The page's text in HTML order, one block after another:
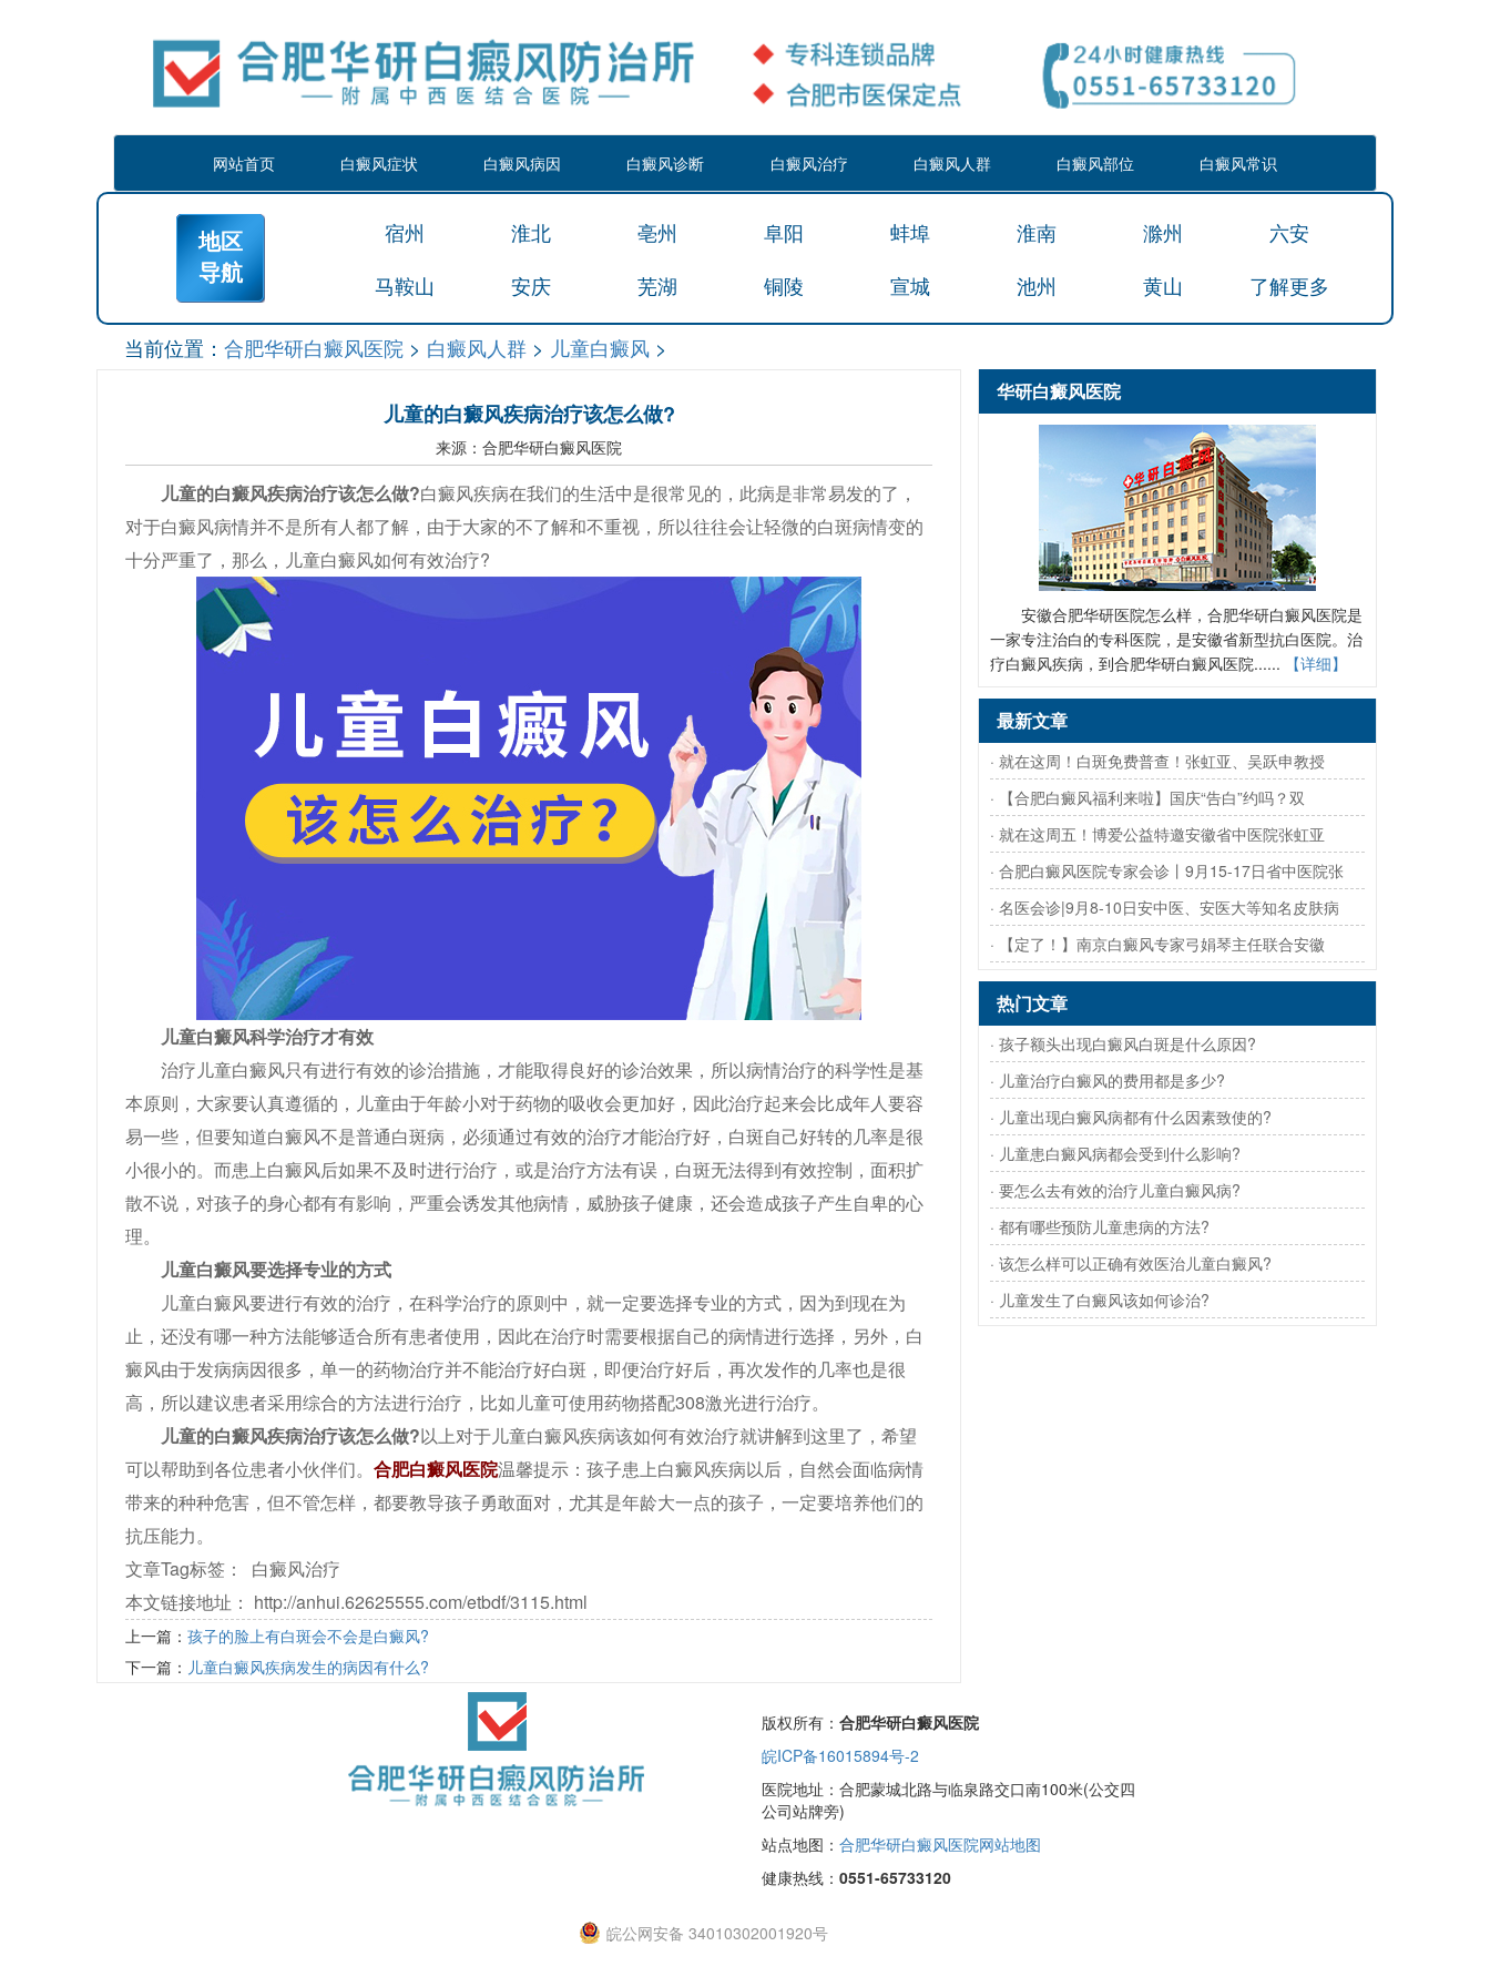
网站首页 白癜风症状 白癜风病因 白癜风诊断 白癜风治疗 白癜风人群 白癜风部位 白癜风常识
地区
导航
宿州 淮北 亳州 阜阳 蚌埠 淮南 滁州
六安
马鞍山
安庆 芜湖 铜陵 宣城 池州 黄山 了解更多
当前位置： 合肥华研白癜风医院 > 白癜风人群 > 儿童白癜风 >
儿童的白癜风疾病治疗该怎么做?
来源：合肥华研白癜风医院
儿童的白癜风疾病治疗该怎么做?白癜风疾病在我们的生活中是很常见的，此病是非常易发的了，
对于白癜风病情并不是所有人都了解，由于大家的不了解和不重视，所以往往会让轻微的白斑病情变的
十分严重了，那么，儿童白癜风如何有效治疗?
儿童白癜风科学治疗才有效
治疗儿童白癜风只有进行有效的诊治措施，才能取得良好的诊治效果，所以病情治疗的科学性是基
本原则，大家要认真遵循的，儿童由于年龄小对于药物的吸收会更加好，因此治疗起来会比成年人要容
易一些，但要知道白癜风不是普通白斑病，必须通过有效的治疗才能治疗好，白斑自己好转的几率是很
小很小的。而患上白癜风后如果不及时进行治疗，或是治疗方法有误，白斑无法得到有效控制，面积扩
散不说，对孩子的身心都有有影响，严重会诱发其他病情，威胁孩子健康，还会造成孩子产生自卑的心
理。
儿童白癜风要选择专业的方式
儿童白癜风要进行有效的治疗，在科学治疗的原则中，就一定要选择专业的方式，因为到现在为
止，还没有哪一种方法能够适合所有患者使用，因此在治疗时需要根据自己的病情进行选择，另外，白
癜风由于发病病因很多，单一的药物治疗并不能治疗好白斑，即便治疗好后，再次发作的几率也是很
高，所以建议患者采用综合的方法进行治疗，比如儿童可使用药物搭配308激光进行治疗。
儿童的白癜风疾病治疗该怎么做?以上对于儿童白癜风疾病该如何有效治疗就讲解到这里了，希望
可以帮助到各位患者小伙伴们。 合肥白癜风医院温馨提示：孩子患上白癜风疾病以后，自然会面临病情
带来的种种危害，但不管怎样，都要教导孩子勇敢面对，尤其是年龄大一点的孩子，一定要培养他们的
抗压能力。
文章Tag标签：
白癜风治疗
本文链接地址： http://anhui.62625555.com/etbdf/3115.html
上一篇： 孩子的脸上有白斑会不会是白癜风?
下一篇： 儿童白癜风疾病发生的病因有什么?
华研白癜风医院
安徽合肥华研医院怎么样，合肥华研白癜风医院是
一家专注治白的专科医院，是安徽省新型抗白医院。治
疗白癜风疾病，到合肥华研白癜风医院......
【详细】
最新文章
· 就在这周！白斑免费普查！张虹亚、吴跃申教授
· 【合肥白癜风福利来啦】国庆“告白”约吗？双
· 就在这周五！博爱公益特邀安徽省中医院张虹亚
· 合肥白癜风医院专家会诊丨9月15-17日省中医院张
· 名医会诊|9月8-10日安中医、安医大等知名皮肤病
· 【定了！】南京白癜风专家弓娟琴主任联合安徽
热门文章
· 孩子额头出现白癜风白斑是什么原因?
· 儿童治疗白癜风的费用都是多少?
· 儿童出现白癜风病都有什么因素致使的?
· 儿童患白癜风病都会受到什么影响?
· 要怎么去有效的治疗儿童白癜风病?
· 都有哪些预防儿童患病的方法?
· 该怎么样可以正确有效医治儿童白癜风?
· 儿童发生了白癜风该如何诊治?
版权所有： 合肥华研白癜风医院
皖ICP备16015894号-2
医院地址：合肥蒙城北路与临泉路交口南100米(公交四
公司站牌旁)
站点地图： 合肥华研白癜风医院网站地图
健康热线： 0551-65733120
皖公网安备 34010302001920号